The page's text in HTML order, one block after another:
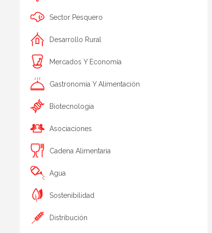
Sector Pesquero
Desarrollo Rural
Mercados Y Economía
Gastronomía Y Alimentación
Biotecnologia
Asociaciones
Cadena Alimentaria
Agua
Sostenibilidad
Distribución